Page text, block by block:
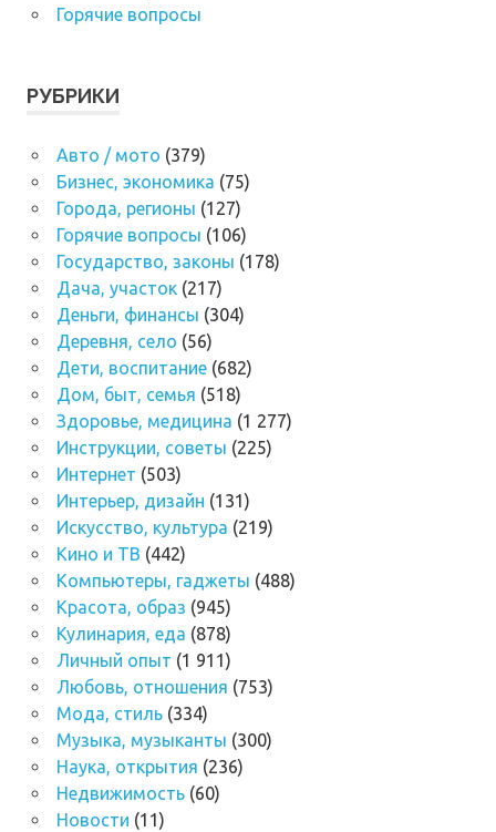
Горячие вопросы
РУБРИКИ
Авто / мото (379)
Бизнес, экономика (75)
Города, регионы (127)
Горячие вопросы (106)
Государство, законы (178)
Дача, участок(217)
Деньги, финансы (304)
Деревня, село (56)
Дети, воспитание(682)
Дом, быт, семья (518)
Здоровье, медицина (1 277)
Инструкции, советы (225)
Интернет (503)
Интерьер, дизайн (131)
Искусство, культура (219)
Кино и ТВ (442)
Компьютеры, гаджеты (488)
Красота, образ (945)
Кулинария, еда (878)
Личный опыт (1 911)
Любовь, отношения (753)
Мода, стиль(334)
Музыка, музыканты (300)
Наука, открытия (236)
Недвижимость(60)
Новости (11)